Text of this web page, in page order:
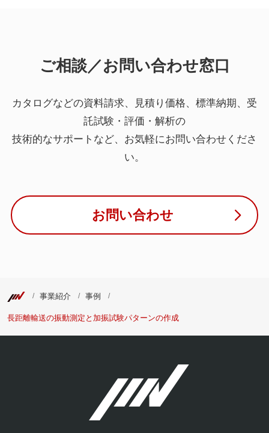
ご相談／お問い合わせ窓口
カタログなどの資料請求、見積り価格、標準納期、受
託試験・評価・解析の
技術的なサポートなど、お気軽にお問い合わせくださ
い。
お問い合わせ
事業紹介 事例
長距離輸送の振動測定と加振試験パターンの作成